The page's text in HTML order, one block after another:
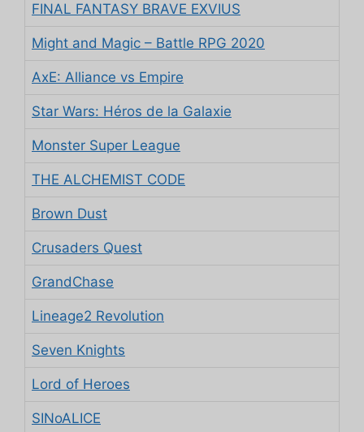
FINAL FANTASY BRAVE EXVIUS
Might and Magic – Battle RPG 2020
AxE: Alliance vs Empire
Star Wars: Héros de la Galaxie
Monster Super League
THE ALCHEMIST CODE
Brown Dust
Crusaders Quest
GrandChase
Lineage2 Revolution
Seven Knights
Lord of Heroes
SINoALICE